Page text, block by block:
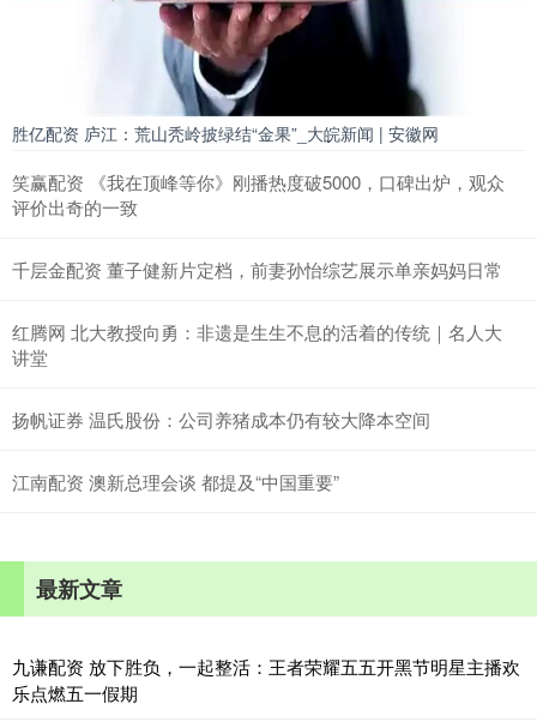
胜亿配资 庐江：荒山秃岭披绿结“金果”_大皖新闻 | 安徽网
笑赢配资 《我在顶峰等你》刚播热度破5000，口碑出炉，观众
评价出奇的一致
千层金配资 董子健新片定档，前妻孙怡综艺展示单亲妈妈日常
红腾网 北大教授向勇：非遗是生生不息的活着的传统｜名人大
讲堂
扬帆证券 温氏股份：公司养猪成本仍有较大降本空间
江南配资 澳新总理会谈 都提及“中国重要”
最新文章
九谦配资 放下胜负，一起整活：王者荣耀五五开黑节明星主播欢
乐点燃五一假期